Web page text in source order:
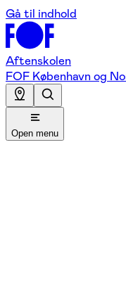
Gå til indhold
Aftenskolen
FOF København og
Open menu